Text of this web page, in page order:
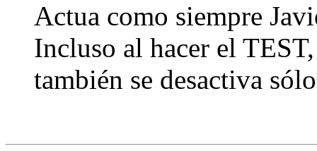
Actua como siempre
Incluso al hacer el
también se desactiva